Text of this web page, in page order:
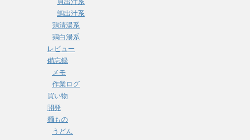
鯛出汁系
鶏清湯系
鶏白湯系
レビュー
備忘録
メモ
作業ログ
買い物
開発
麺もの
うどん